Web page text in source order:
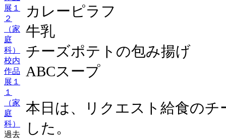
展１
２
（家
庭
科）
校内
作品
展１
１
（家
庭
科）
過去
カレーピラフ
牛乳
チーズポテトの包み揚げ
ABCスープ
本日は、リクエスト給食の
した。